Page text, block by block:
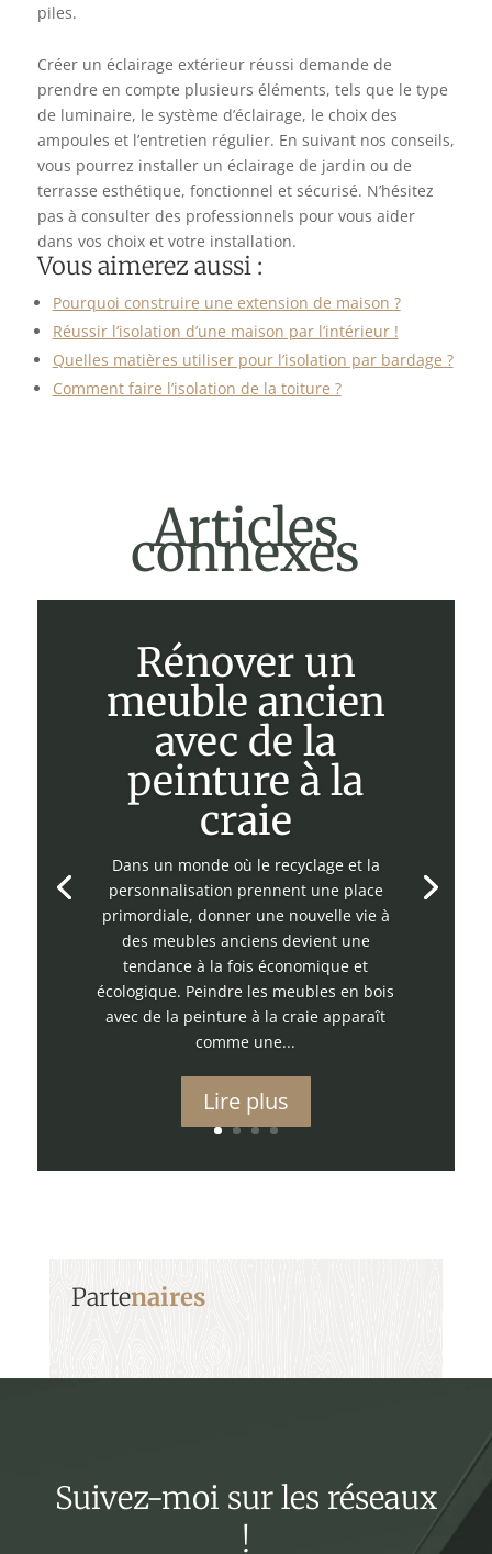
piles.
Créer un éclairage extérieur réussi demande de
prendre en compte plusieurs éléments, tels que le type
de luminaire, le système d’éclairage, le choix des
ampoules et l’entretien régulier. En suivant nos conseils,
vous pourrez installer un éclairage de jardin ou de
terrasse esthétique, fonctionnel et sécurisé. N’hésitez
pas à consulter des professionnels pour vous aider
dans vos choix et votre installation.
Vous aimerez aussi :
Pourquoi construire une extension de maison ?
Réussir l’isolation d’une maison par l’intérieur !
Quelles matières utiliser pour l’isolation par bardage ?
Comment faire l’isolation de la toiture ?
Articles
connexes
Rénover un
meuble ancien
avec de la
peinture à la
craie
Dans un monde où le recyclage et la
personnalisation prennent une place
primordiale, donner une nouvelle vie à
des meubles anciens devient une
tendance à la fois économique et
écologique. Peindre les meubles en bois
avec de la peinture à la craie apparaît
comme une...
Lire plus
Partenaires
Suivez-moi sur les réseaux
!